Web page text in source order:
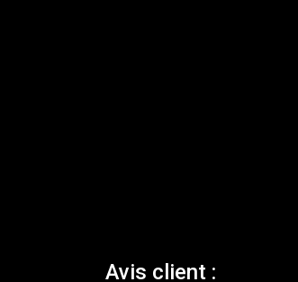
Avis client :